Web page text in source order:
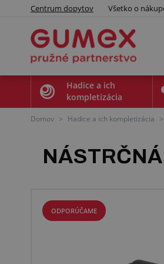
Centrum dopytov Všetko o
Hadice a ich
kompletizácia
Domov > Hadice a ich kompletizácia >
ODPORÚČAME